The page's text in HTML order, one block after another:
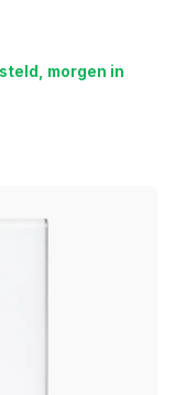
morgen in